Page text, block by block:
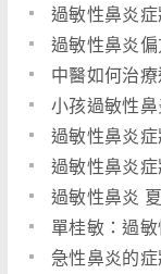
過敏性鼻炎
過敏性鼻炎
中醫如何治
小孩過敏性
過敏性鼻炎
過敏性鼻炎
過敏性鼻炎
單桂敏：過
急性鼻炎的